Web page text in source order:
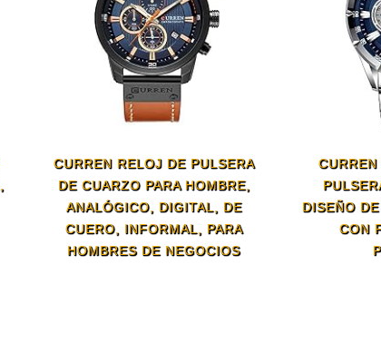
CURREN RELOJ DE PULSERA
DE CUARZO PARA HOMBRE,
ANALÓGICO, DIGITAL, DE
CUERO, INFORMAL, PARA
HOMBRES DE NEGOCIOS
DISEÑO
CON